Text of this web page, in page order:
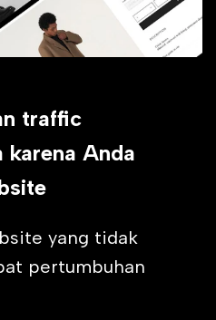
traffic
karena Anda
yang tidak
pertumbuhan